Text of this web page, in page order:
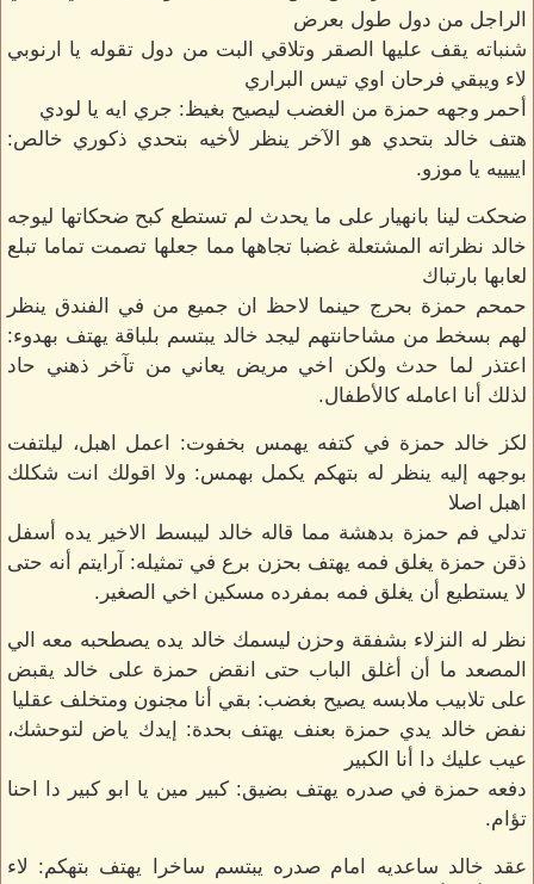
الراجل من دول طول بعرض
شنباته يقف عليها الصقر وتلاقي البت من دول تقوله يا ارنوبي
لاء ويبقي فرحان اوي تيس البراري
أحمر وجهه حمزة من الغضب ليصيح بغيظ: جري ايه يا لودي
هتف خالد بتحدي هو الآخر ينظر لأخيه بتحدي ذكوري خالص:
اييييه يا موزو.
ضحكت لينا بانهيار على ما يحدث لم تستطع كبح ضحكاتها ليوجه
خالد نظراته المشتعلة غضبا تجاهها مما جعلها تصمت تماما تبلع
لعابها بارتباك
حمحم حمزة بحرج حينما لاحظ ان جميع من في الفندق ينظر
لهم بسخط من مشاحانتهم ليجد خالد يبتسم بلباقة يهتف بهدوء:
اعتذر لما حدث ولكن اخي مريض يعاني من تآخر ذهني حاد
لذلك أنا اعامله كالأطفال.
لكز خالد حمزة في كتفه يهمس بخفوت: اعمل اهبل، ليلتفت
بوجهه إليه ينظر له بتهكم يكمل بهمس: ولا اقولك انت شكلك
اهبل اصلا
تدلي فم حمزة بدهشة مما قاله خالد ليبسط الاخير يده أسفل
ذقن حمزة يغلق فمه يهتف بحزن برع في تمثيله: آرايتم أنه حتى
لا يستطيع أن يغلق فمه بمفرده مسكين اخي الصغير.
نظر له النزلاء بشفقة وحزن ليسمك خالد يده يصطحبه معه الي
المصعد ما أن أغلق الباب حتى انقض حمزة على خالد يقبض
على تلابيب ملابسه يصيح بغضب: بقي أنا مجنون ومتخلف عقليا
نفض خالد يدي حمزة بعنف يهتف بحدة: إيدك ياض لتوحشك،
عيب عليك دا أنا الكبير
دفعه حمزة في صدره يهتف بضيق: كبير مين يا ابو كبير دا احنا
تؤام.
عقد خالد ساعديه امام صدره يبتسم ساخرا يهتف بتهكم: لاء